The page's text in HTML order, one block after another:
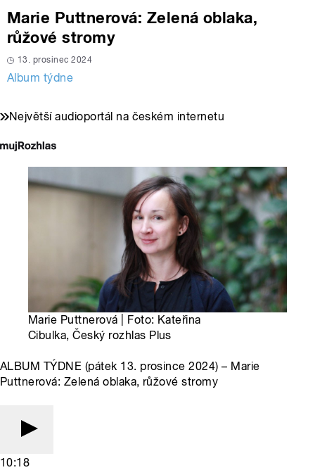
Marie Puttnerová: Zelená oblaka,
růžové stromy
13. prosinec 2024
Album týdne
Největší audioportál na českém internetu
Marie Puttnerová | Foto: Kateřina
Cibulka, Český rozhlas Plus
ALBUM TÝDNE (pátek 13. prosince 2024) – Marie
Puttnerová: Zelená oblaka, růžové stromy
10:18